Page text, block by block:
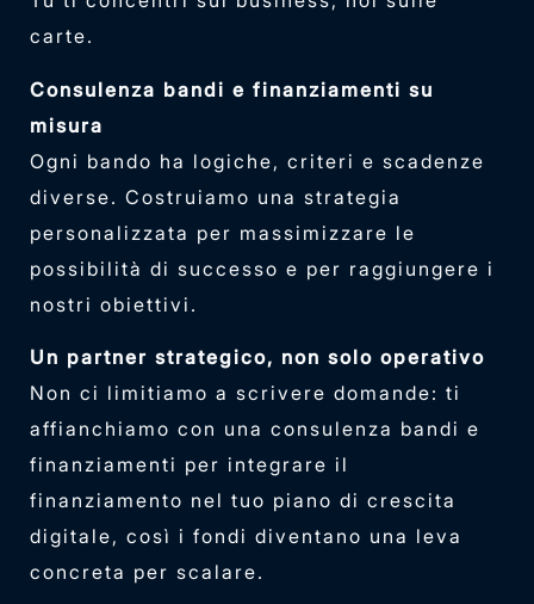
carte.
Consulenza bandi e finanziamenti su
misura
Ogni bando ha logiche, criteri e scadenze
diverse. Costruiamo una strategia
personalizzata per massimizzare le
possibilità di successo e per raggiungere i
nostri obiettivi.
Un partner strategico, non solo operativo
Non ci limitiamo a scrivere domande: ti
affianchiamo con una consulenza bandi e
finanziamenti per integrare il
finanziamento nel tuo piano di crescita
digitale, così i fondi diventano una leva
concreta per scalare.